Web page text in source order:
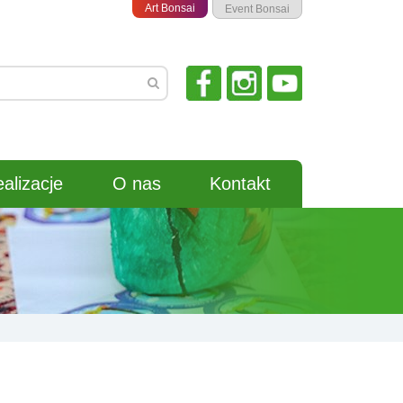
Art Bonsai Event Bonsai
O nas Kontakt